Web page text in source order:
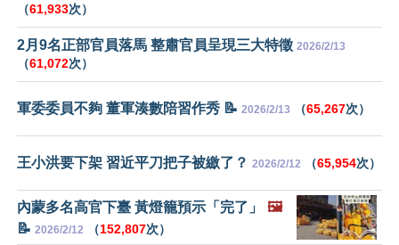
（61,933次）
2月9名正部官員落馬 整肅官員呈現三大特徵 2026/2/13
（61,072次）
軍委委員不夠 董軍湊數陪習作秀 📝 2026/2/13 （65,267次）
王小洪要下架 習近平刀把子被繳了？ 2026/2/12 （65,954次）
內蒙多名高官下臺 黃燈籠預示「完了」
🖼️
📝 2026/2/12 （152,807次）